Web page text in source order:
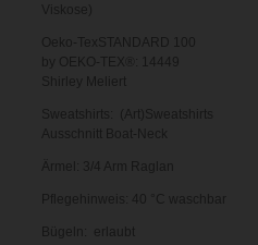
Viskose)
Oeko-TexSTANDARD 100
by OEKO-TEX®: 14449
Shirley Meliert
Sweatshirts: (Art)Sweatshirts
Ausschnitt Boat-Neck
Ärmel: 3/4 Arm Raglan
Pflegehinweis: 40 °C waschbar
Bügeln: erlaubt